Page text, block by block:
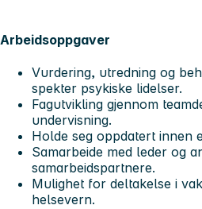
Arbeidsoppgaver
Vurdering, utredning og
spekter psykiske lidelser.
Fagutvikling gjennom
undervisning.
Holde seg oppdatert innen
Samarbeide med leder og
samarbeidspartnere.
Mulighet for deltakelse i
helsevern.